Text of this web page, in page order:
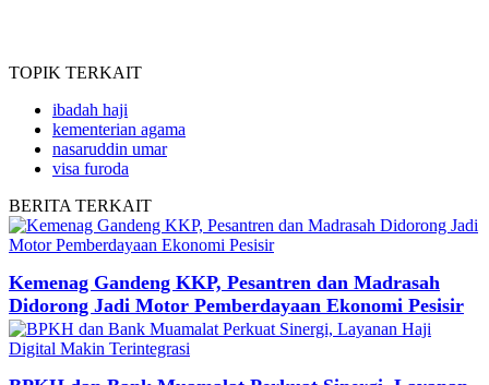
TOPIK TERKAIT
ibadah haji
kementerian agama
nasaruddin umar
visa furoda
BERITA TERKAIT
Kemenag Gandeng KKP, Pesantren dan Madrasah
Didorong Jadi Motor Pemberdayaan Ekonomi Pesisir